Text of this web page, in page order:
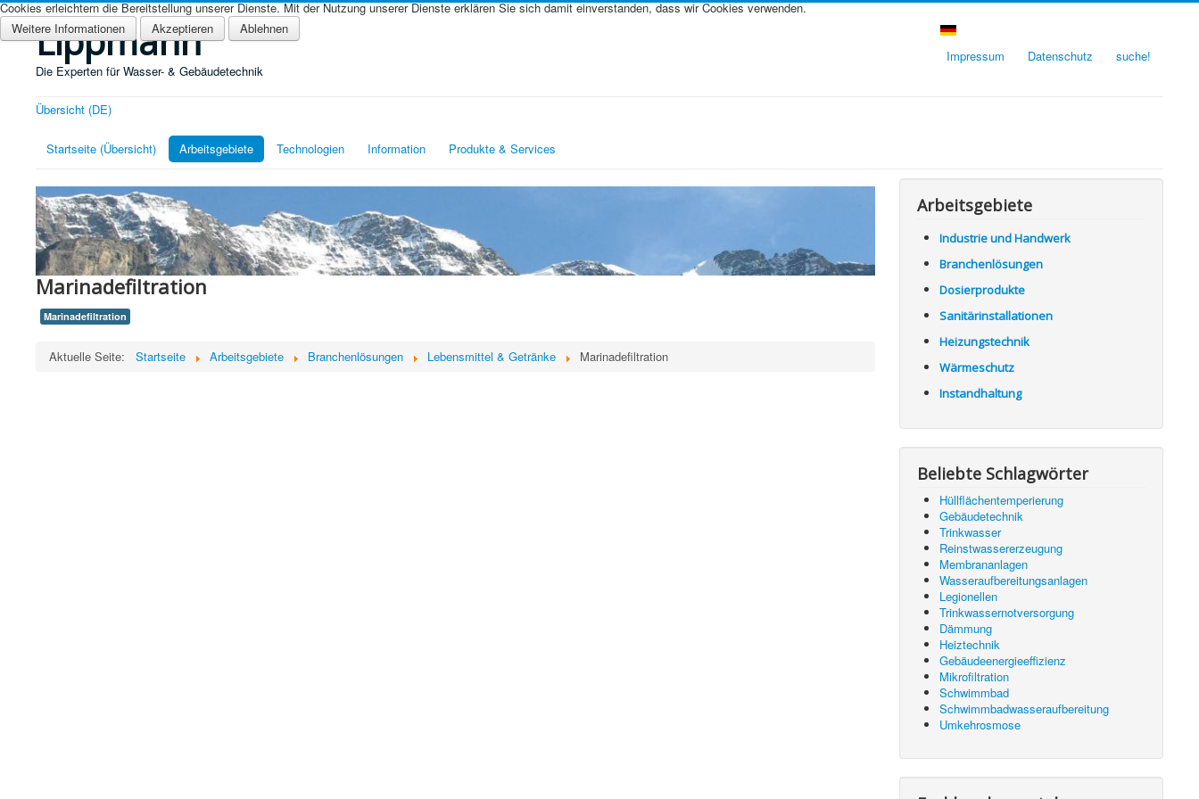
Lippmann
Die Experten für Wasser- & Gebäudetechnik
Impressum Datenschutz suche!
Übersicht (DE)
Startseite (Übersicht) Arbeitsgebiete Technologien Information Produkte & Services
Marinadefiltration
Marinadefiltration
Aktuelle Seite: Startseite Arbeitsgebiete Branchenlösungen Lebensmittel & Getränke Marinadefiltration
Arbeitsgebiete
Industrie und Handwerk
Branchenlösungen
Dosierprodukte
Sanitärinstallationen
Heizungstechnik
Wärmeschutz
Instandhaltung
Beliebte Schlagwörter
Hüllflächentemperierung
Gebäudetechnik
Trinkwasser
Reinstwassererzeugung
Membrananlagen
Wasseraufbereitungsanlagen
Legionellen
Trinkwassernotversorgung
Dämmung
Heiztechnik
Gebäudeenergieeffizienz
Mikrofiltration
Schwimmbad
Schwimmbadwasseraufbereitung
Umkehrosmose
Cookies erleichtern die Bereitstellung unserer Dienste. Mit der Nutzung unserer Dienste erklären Sie sich damit einverstanden, dass wir Cookies verwenden.
Weitere Informationen
Akzeptieren Ablehnen